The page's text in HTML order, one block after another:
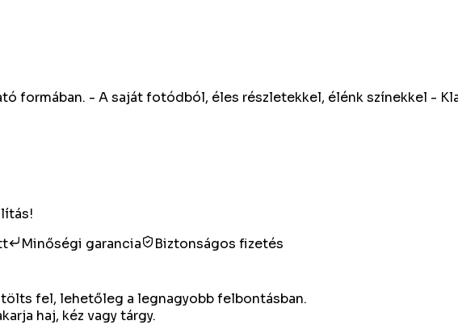
formában. - A saját fotódból, éles részletekkel, élénk színekkel -
Minőségi garancia Biztonságos fizetés
fel, lehetőleg a legnagyobb felbontásban.
haj, kéz vagy tárgy.